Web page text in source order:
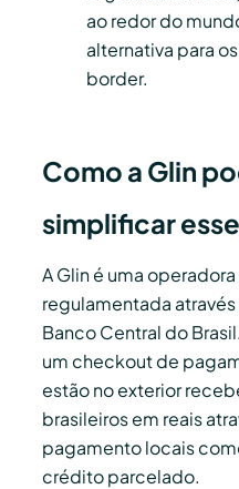
ao redor do
alternativa para
border.
Como a Glin
simplificar
A Glin é uma
regulamentada através
Banco Central do
um checkout de
estão no exterior
brasileiros em reais
pagamento locais
crédito parcelado.